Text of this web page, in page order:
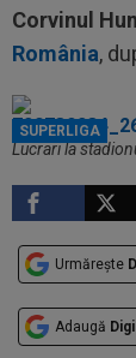
Corvinul
România,
SUPERLIGA
Lucrari la
Urmărește
Adaugă